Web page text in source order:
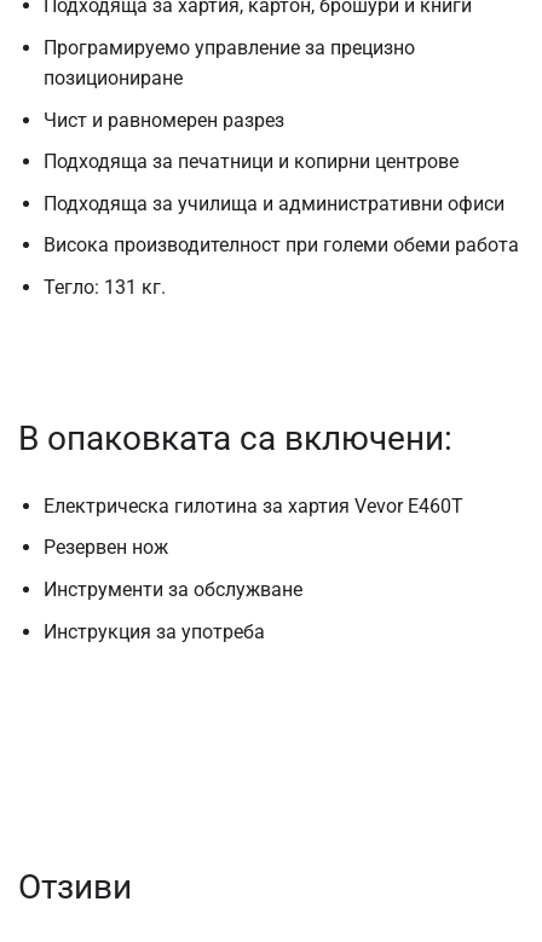
Подходяща за хартия, картон, брошури и книги
Програмируемо управление за прецизно
позициониране
Чист и равномерен разрез
Подходяща за печатници и копирни центрове
Подходяща за училища и административни офиси
Висока производителност при големи обеми работа
Тегло: 131 кг.
В опаковката са включени:
Електрическа гилотина за хартия Vevor E460T
Резервен нож
Инструменти за обслужване
Инструкция за употреба
Отзиви